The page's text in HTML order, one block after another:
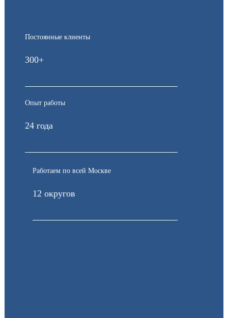
Постоянные клиенты
300+
Опыт работы
24 года
Работаем по всей Москве
12 округов